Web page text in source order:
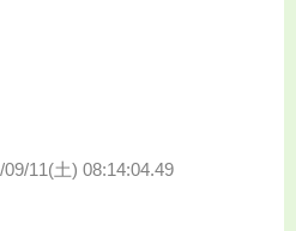
09/11(土) 08:14:04.49